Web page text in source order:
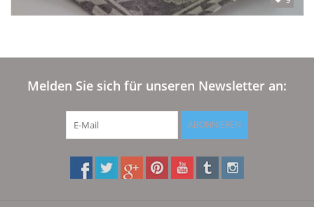
Melden Sie sich für unseren Newsletter an:
ABONNIEREN